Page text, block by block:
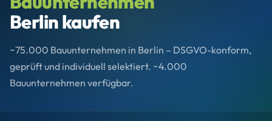
Berlin kaufen
~75.000 Bauunternehmen in Berlin – DSGVO-konform,
geprüft und individuell selektiert. ~4.000
Bauunternehmen verfügbar.